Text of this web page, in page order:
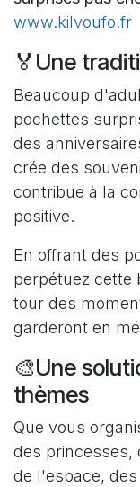
www.kilvoufo.fr
🏅Une
Beaucoup
pochettes
des
crée des
contribue à la
positive.
En offrant des
perpétuez cette
tour des
garderont en
🎨Une
thèmes
Que vous
des princesses,
de l'espace,